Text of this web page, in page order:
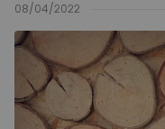
08/04/2022